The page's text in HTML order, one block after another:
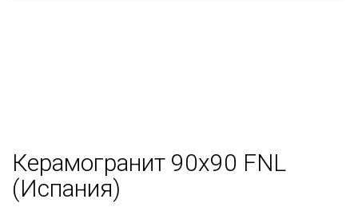
Керамогранит 90x90 FNL
(Испания)